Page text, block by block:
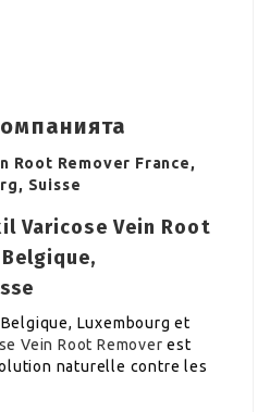
Root Remover France,
Suisse
Varicose Vein Root
Luxembourg et
Vein Root Remover est
naturelle contre les